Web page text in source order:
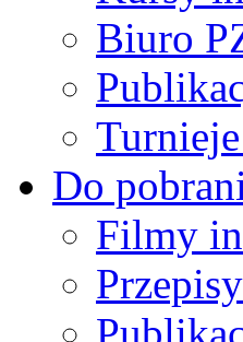
Biuro
Do
Filmy